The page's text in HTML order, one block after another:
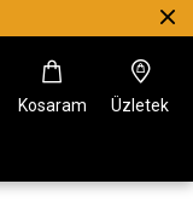
Kosaram Üzletek